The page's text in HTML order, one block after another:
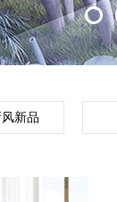
新品